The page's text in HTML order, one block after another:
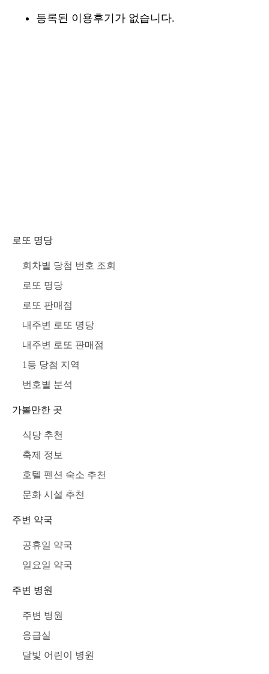
등록된 이용후기가 없습니다.
로또 명당
회차별 당첨 번호 조회
로또 명당
로또 판매점
내주변 로또 명당
내주변 로또 판매점
1등 당첨 지역
번호별 분석
가볼만한 곳
식당 추천
축제 정보
호텔 펜션 숙소 추천
문화 시설 추천
주변 약국
공휴일 약국
일요일 약국
주변 병원
주변 병원
응급실
달빛 어린이 병원